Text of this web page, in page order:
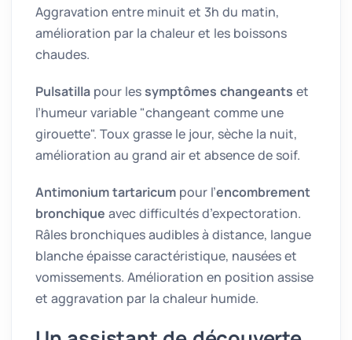
Aggravation entre minuit et 3h du matin,
amélioration par la chaleur et les boissons
chaudes.
Pulsatilla pour les symptômes changeants et
l’humeur variable "changeant comme une
girouette". Toux grasse le jour, sèche la nuit,
amélioration au grand air et absence de soif.
Antimonium tartaricum pour l’encombrement
bronchique avec difficultés d’expectoration.
Râles bronchiques audibles à distance, langue
blanche épaisse caractéristique, nausées et
vomissements. Amélioration en position assise
et aggravation par la chaleur humide.